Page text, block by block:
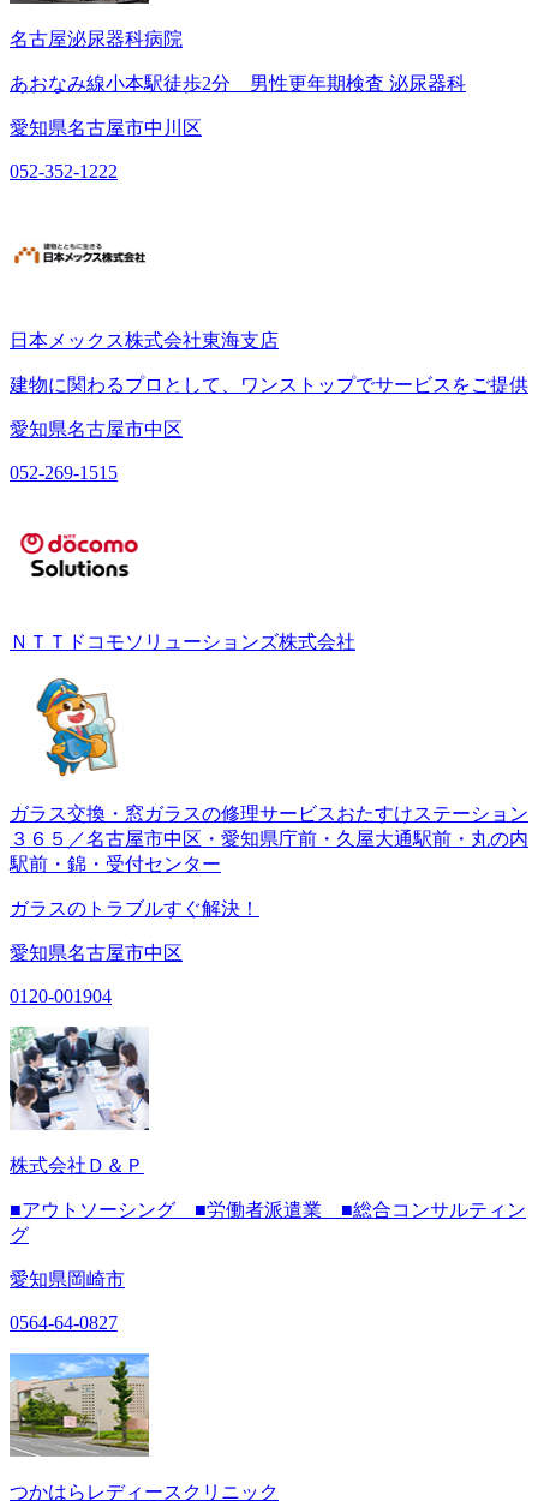
名古屋泌尿器科病院
あおなみ線小本駅徒歩2分 男性更年期検査 泌尿器科
愛知県名古屋市中川区
052-352-1222
日本メックス株式会社東海支店
建物に関わるプロとして、ワンストップでサービスをご提供
愛知県名古屋市中区
052-269-1515
ＮＴＴドコモソリューションズ株式会社
ガラス交換・窓ガラスの修理サービスおたすけステーション
３６５／名古屋市中区・愛知県庁前・久屋大通駅前・丸の内
駅前・錦・受付センター
ガラスのトラブルすぐ解決！
愛知県名古屋市中区
0120-001904
株式会社Ｄ＆Ｐ
■アウトソーシング ■労働者派遣業 ■総合コンサルティン
グ
愛知県岡崎市
0564-64-0827
つかはらレディースクリニック